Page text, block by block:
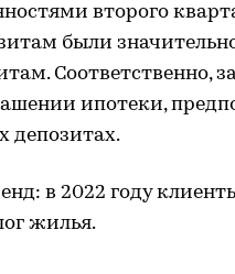
второго
были
Соответственно,
ипотеки,
депозитах.
в 2022 году
жилья.